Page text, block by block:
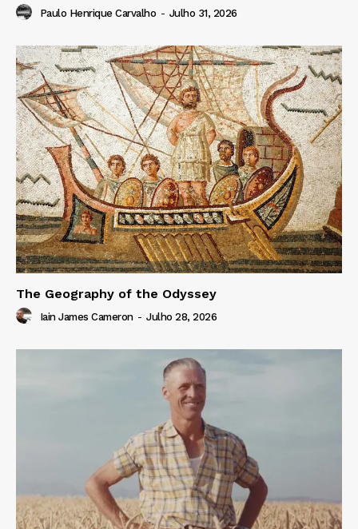
Paulo Henrique Carvalho - Julho 31, 2026
The Geography of the Odyssey
Iain James Cameron - Julho 28, 2026